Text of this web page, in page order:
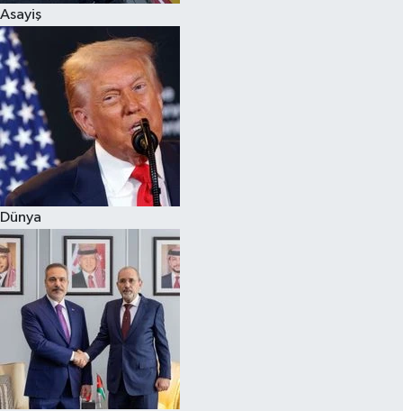
Asayiş
Dünya
Teknoloji
Televizyon
Yaşam-Çevre